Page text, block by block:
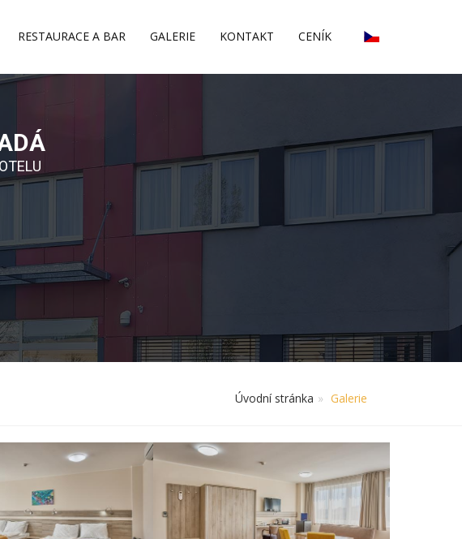
Deutsch
RESTAURACE A BAR GALERIE KONTAKT CENÍK
Úvodní stránka Galerie